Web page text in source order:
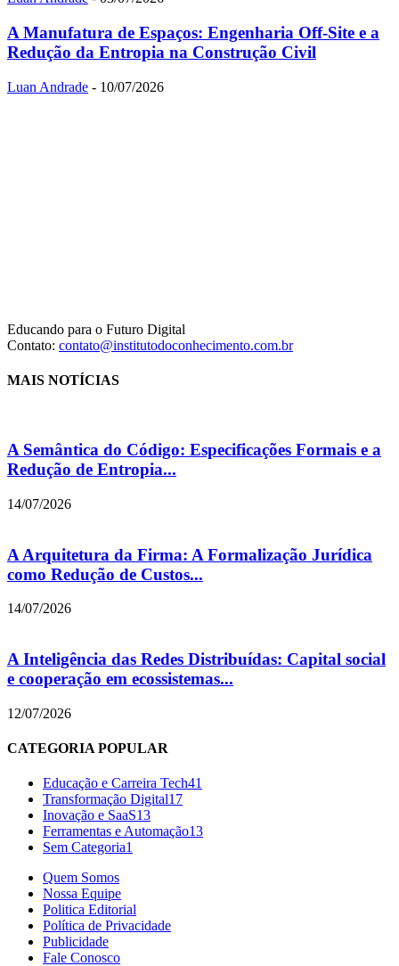
A Manufatura de Espaços: Engenharia Off-Site e a
Redução da Entropia na Construção Civil
Luan Andrade - 10/07/2026
Educando para o Futuro Digital
Contato: contato@institutodoconhecimento.com.br
MAIS NOTÍCIAS
A Semântica do Código: Especificações Formais e a
Redução de Entropia...
14/07/2026
A Arquitetura da Firma: A Formalização Jurídica
como Redução de Custos...
14/07/2026
A Inteligência das Redes Distribuídas: Capital social
e cooperação em ecossistemas...
12/07/2026
CATEGORIA POPULAR
Educação e Carreira Tech41
Transformação Digital17
Inovação e SaaS13
Ferramentas e Automação13
Sem Categoria1
Quem Somos
Nossa Equipe
Politica Editorial
Política de Privacidade
Publicidade
Fale Conosco